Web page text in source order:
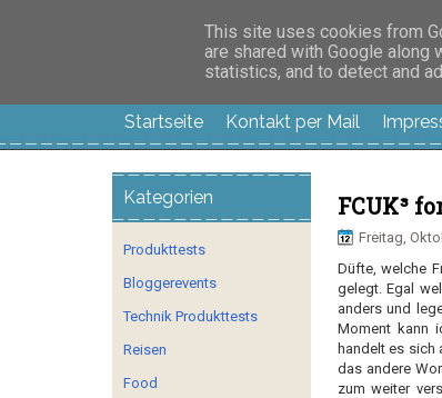
Manus
Startseite Kontakt per Mail
FCUK³
Freitag,
Düfte, welche
gelegt. Egal
anders und
Moment kann
handelt es sich
das andere
zum weiter
Kategorien
Produkttests
Bloggerevents
Technik Produkttests
Reisen
Food
This site uses cookies from
are shared with Google along
statistics, and to detect and